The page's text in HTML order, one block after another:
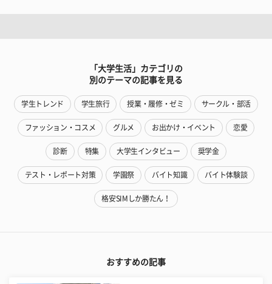
「大学生活」カテゴリの
別のテーマの記事を見る
学生トレンド 学生旅行 授業・履修・ゼミ サークル・部活
ファッション・コスメ グルメ お出かけ・イベント 恋愛
診断 特集 大学生インタビュー 奨学金
テスト・レポート対策 学園祭 バイト知識 バイト体験談
格安SIMしか勝たん！
おすすめの記事